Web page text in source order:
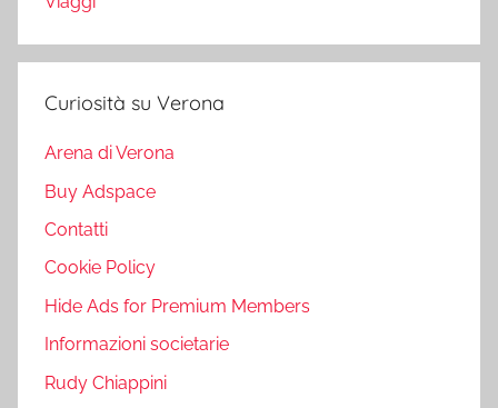
Curiosità su Verona
Arena di Verona
Buy Adspace
Contatti
Cookie Policy
Hide Ads for Premium Members
Informazioni societarie
Rudy Chiappini